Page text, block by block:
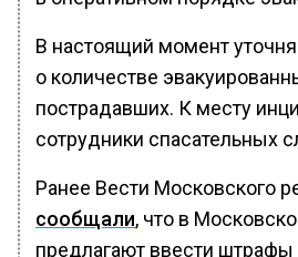
В настоящий момент
о количестве
пострадавших. К месту
сотрудники спасательных
Ранее Вести Московского
сообщали, что в
предлагают ввести штрафы